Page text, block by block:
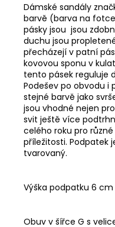
Dámské sandály
barvě (barva na
pásky jsou jsou
duchu jsou
přecházejí v patní
kovovou sponu v
tento pásek reguluje
Podešev po obvodu i
stejné barvě jako
jsou vhodné nejen
svit ještě více
celého roku pro
příležitosti. Podpatek
tvarovaný.
Výška podpatku 6 cm
Obuv v šířce G s